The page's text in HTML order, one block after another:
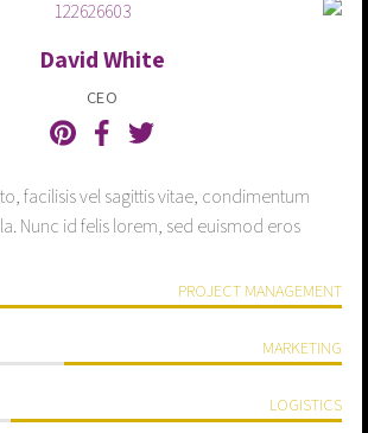
David White
CEO
facilisis vel sagittis vitae, condimentum
Nunc id felis lorem, sed euismod eros.
PROJECT MANAGEMENT
MARKETING
LOGISTICS